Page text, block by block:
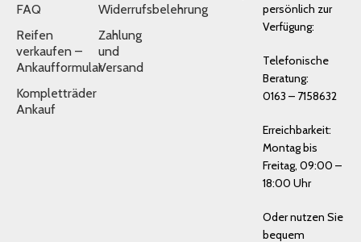
FAQ
Reifen
verkaufen –
Ankaufformular
Kompletträder
Ankauf
Widerrufsbelehrung
Zahlung
und
Versand
persönlich zur
Verfügung:
Telefonische
Beratung:
0163 – 7158632
Erreichbarkeit:
Montag bis
Freitag, 09:00 –
18:00 Uhr
Oder nutzen Sie
bequem